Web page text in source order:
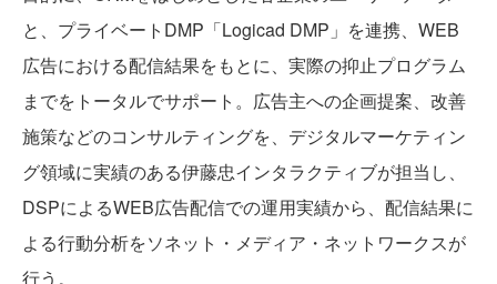
と、プライベートDMP「Logicad DMP」を連携、WEB
広告における配信結果をもとに、実際の抑止プログラム
までをトータルでサポート。広告主への企画提案、改善
施策などのコンサルティングを、デジタルマーケティン
グ領域に実績のある伊藤忠インタラクティブが担当し、
DSPによるWEB広告配信での運用実績から、配信結果に
よる行動分析をソネット・メディア・ネットワークスが
行う。